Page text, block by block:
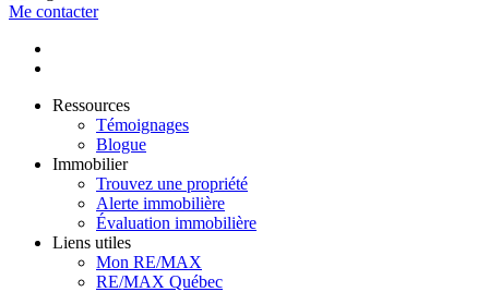
Me contacter
Ressources
Témoignages
Blogue
Immobilier
Trouvez une propriété
Alerte immobilière
Évaluation immobilière
Liens utiles
Mon RE/MAX
RE/MAX Québec